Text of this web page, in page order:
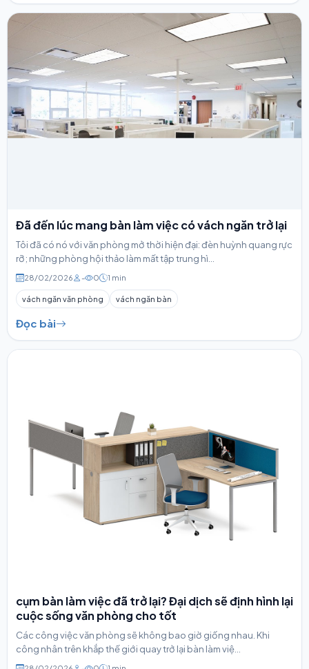
Đã đến lúc mang bàn làm việc có vách ngăn trở lại
Tôi đã có nó với văn phòng mở thời hiện đại: đèn huỳnh quang rực
rỡ; những phòng hội thảo làm mất tập trung hì...
28/02/2026 - 0 1 min
vách ngăn văn phòng vách ngăn bàn
Đọc bài
cụm bàn làm việc đã trở lại? Đại dịch sẽ định hình lại
cuộc sống văn phòng cho tốt
Các công việc văn phòng sẽ không bao giờ giống nhau. Khi
công nhân trên khắp thế giới quay trở lại bàn làm việ...